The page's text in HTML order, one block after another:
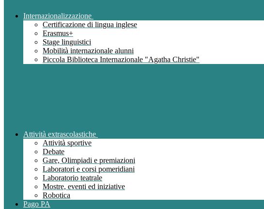
Internazionalizzazione
Certificazione di lingua inglese
Erasmus+
Stage linguistici
Mobilità internazionale alunni
Piccola Biblioteca Internazionale "Agatha Christie"
Attività extrascolastiche
Attività sportive
Debate
Gare, Olimpiadi e premiazioni
Laboratori e corsi pomeridiani
Laboratorio teatrale
Mostre, eventi ed iniziative
Robotica
Pago PA